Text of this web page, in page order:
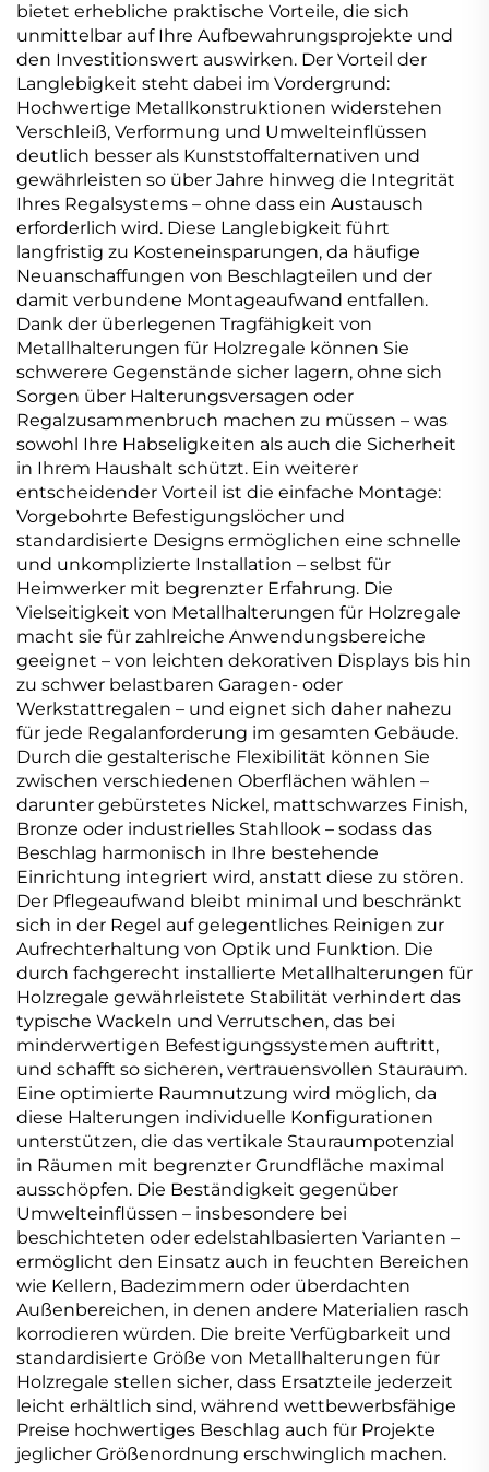
bietet erhebliche praktische Vorteile, die sich
unmittelbar auf Ihre Aufbewahrungsprojekte und
den Investitionswert auswirken. Der Vorteil der
Langlebigkeit steht dabei im Vordergrund:
Hochwertige Metallkonstruktionen widerstehen
Verschleiß, Verformung und Umwelteinflüssen
deutlich besser als Kunststoffalternativen und
gewährleisten so über Jahre hinweg die Integrität
Ihres Regalsystems – ohne dass ein Austausch
erforderlich wird. Diese Langlebigkeit führt
langfristig zu Kosteneinsparungen, da häufige
Neuanschaffungen von Beschlagteilen und der
damit verbundene Montageaufwand entfallen.
Dank der überlegenen Tragfähigkeit von
Metallhalterungen für Holzregale können Sie
schwerere Gegenstände sicher lagern, ohne sich
Sorgen über Halterungsversagen oder
Regalzusammenbruch machen zu müssen – was
sowohl Ihre Habseligkeiten als auch die Sicherheit
in Ihrem Haushalt schützt. Ein weiterer
entscheidender Vorteil ist die einfache Montage:
Vorgebohrte Befestigungslöcher und
standardisierte Designs ermöglichen eine schnelle
und unkomplizierte Installation – selbst für
Heimwerker mit begrenzter Erfahrung. Die
Vielseitigkeit von Metallhalterungen für Holzregale
macht sie für zahlreiche Anwendungsbereiche
geeignet – von leichten dekorativen Displays bis hin
zu schwer belastbaren Garagen- oder
Werkstattregalen – und eignet sich daher nahezu
für jede Regalanforderung im gesamten Gebäude.
Durch die gestalterische Flexibilität können Sie
zwischen verschiedenen Oberflächen wählen –
darunter gebürstetes Nickel, mattschwarzes Finish,
Bronze oder industrielles Stahllook – sodass das
Beschlag harmonisch in Ihre bestehende
Einrichtung integriert wird, anstatt diese zu stören.
Der Pflegeaufwand bleibt minimal und beschränkt
sich in der Regel auf gelegentliches Reinigen zur
Aufrechterhaltung von Optik und Funktion. Die
durch fachgerecht installierte Metallhalterungen für
Holzregale gewährleistete Stabilität verhindert das
typische Wackeln und Verrutschen, das bei
minderwertigen Befestigungssystemen auftritt,
und schafft so sicheren, vertrauensvollen Stauraum.
Eine optimierte Raumnutzung wird möglich, da
diese Halterungen individuelle Konfigurationen
unterstützen, die das vertikale Stauraumpotenzial
in Räumen mit begrenzter Grundfläche maximal
ausschöpfen. Die Beständigkeit gegenüber
Umwelteinflüssen – insbesondere bei
beschichteten oder edelstahlbasierten Varianten –
ermöglicht den Einsatz auch in feuchten Bereichen
wie Kellern, Badezimmern oder überdachten
Außenbereichen, in denen andere Materialien rasch
korrodieren würden. Die breite Verfügbarkeit und
standardisierte Größe von Metallhalterungen für
Holzregale stellen sicher, dass Ersatzteile jederzeit
leicht erhältlich sind, während wettbewerbsfähige
Preise hochwertiges Beschlag auch für Projekte
jeglicher Größenordnung erschwinglich machen.